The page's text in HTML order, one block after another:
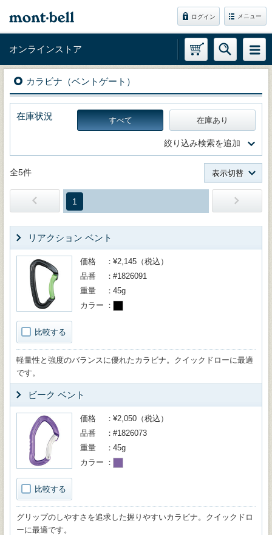
ログイン メニュー
オンラインストア
カラビナ（ベントゲート）
在庫状況 すべて 在庫あり
絞り込み検索を追加
全5件 表示切替
1
リアクション ベント
比較する
価格
¥2,145（税込）
品番
#1826091
重量
45g
カラー
軽量性と強度のバランスに優れたカラビナ。クイックドローに最適
です。
ビーク ベント
比較する
価格
¥2,050（税込）
品番
#1826073
重量
45g
カラー
グリップのしやすさを追求した握りやすいカラビナ。クイックドロ
ーに最適です。